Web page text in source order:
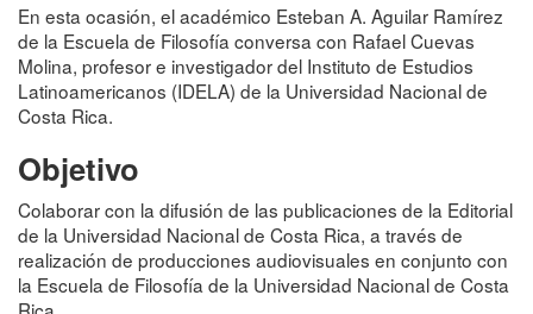
En esta ocasión, el académico Esteban A. Aguilar Ramírez
de la Escuela de Filosofía conversa con Rafael Cuevas
Molina, profesor e investigador del Instituto de Estudios
Latinoamericanos (IDELA) de la Universidad Nacional de
Costa Rica.
Objetivo
Colaborar con la difusión de las publicaciones de la Editorial
de la Universidad Nacional de Costa Rica, a través de
realización de producciones audiovisuales en conjunto con
la Escuela de Filosofía de la Universidad Nacional de Costa